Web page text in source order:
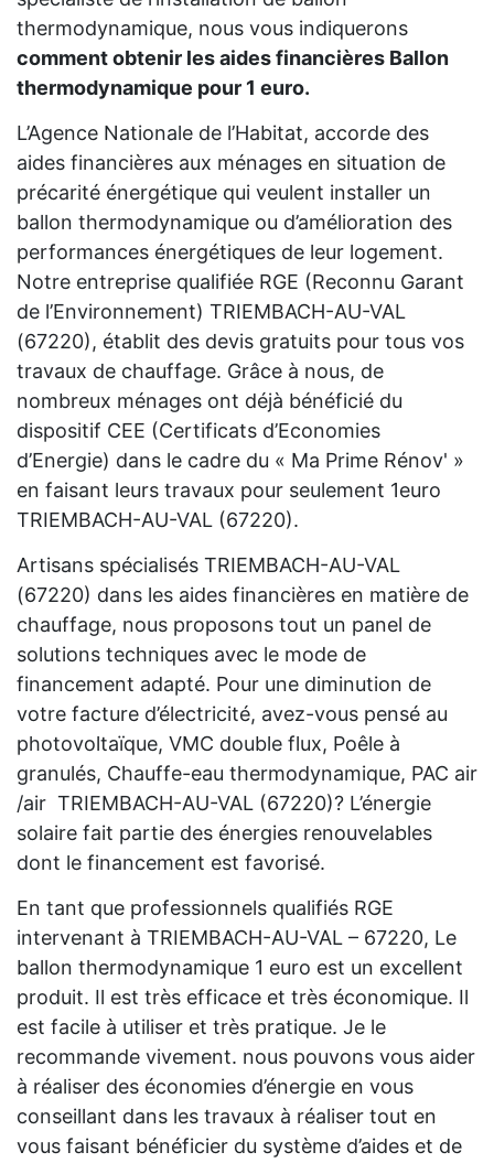
thermodynamique, nous vous indiquerons
comment obtenir les aides financières Ballon
thermodynamique pour 1 euro.
L’Agence Nationale de l’Habitat, accorde des
aides financières aux ménages en situation de
précarité énergétique qui veulent installer un
ballon thermodynamique ou d’amélioration des
performances énergétiques de leur logement.
Notre entreprise qualifiée RGE (Reconnu Garant
de l’Environnement) TRIEMBACH-AU-VAL
(67220), établit des devis gratuits pour tous vos
travaux de chauffage. Grâce à nous, de
nombreux ménages ont déjà bénéficié du
dispositif CEE (Certificats d’Economies
d’Energie) dans le cadre du « Ma Prime Rénov' »
en faisant leurs travaux pour seulement 1euro
TRIEMBACH-AU-VAL (67220).
Artisans spécialisés TRIEMBACH-AU-VAL
(67220) dans les aides financières en matière de
chauffage, nous proposons tout un panel de
solutions techniques avec le mode de
financement adapté. Pour une diminution de
votre facture d’électricité, avez-vous pensé au
photovoltaïque, VMC double flux, Poêle à
granulés, Chauffe-eau thermodynamique, PAC air
/air TRIEMBACH-AU-VAL (67220)? L’énergie
solaire fait partie des énergies renouvelables
dont le financement est favorisé.
En tant que professionnels qualifiés RGE
intervenant à TRIEMBACH-AU-VAL – 67220, Le
ballon thermodynamique 1 euro est un excellent
produit. Il est très efficace et très économique. Il
est facile à utiliser et très pratique. Je le
recommande vivement. nous pouvons vous aider
à réaliser des économies d’énergie en vous
conseillant dans les travaux à réaliser tout en
vous faisant bénéficier du système d’aides et de